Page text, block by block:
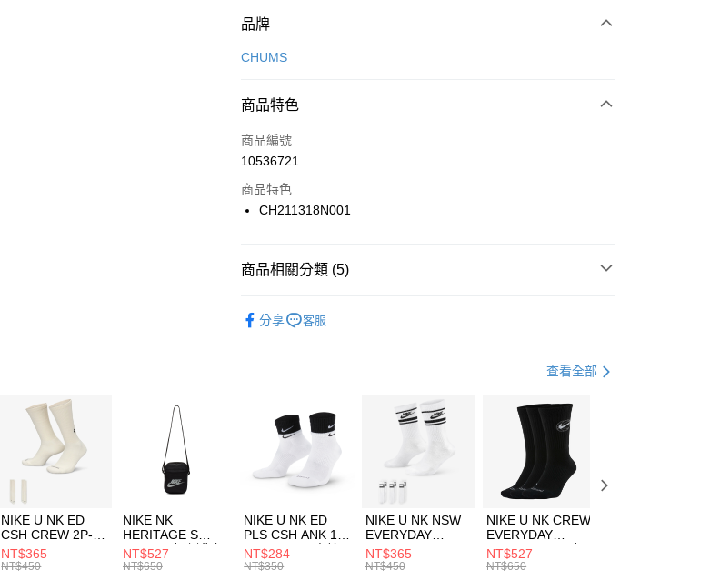
付款方式
信用卡一次付款
合作金庫商業銀行
華南商業銀行
上海商業儲蓄銀行
國泰世華商業銀行
聯邦商業銀行
台新國際商業銀行
LINE Pay
Apple Pay
【關於「AFTEE先享後付」】
３．安心：先確認商品／服務後，再付款。
【「AFTEE先享後付」結帳流程】
１．於結帳方式選擇「AFTEE先享後付」後，將跳轉至「AFTEE先享後
付」結帳頁面，進行簡訊認證並確認金額後，即可完成結帳。
２．訂單成立數日內，您將收到繳費通知簡訊。
３．收到繳費通知簡訊後14天內，點擊此簡訊中的連結，可透過四大超商
／ATM／網路銀行／等多元方式進行付款，方視為交易完成。
※ 請注意：結帳手續完成當下不需立刻繳費，但若您需要取消訂單，請聯
絡購買商品的店家。未經商家同意取消之訂單仍視為有效，需透過AFTEE
先享後付繳納相關費用。
每筆NT$100，滿NT$1,500(含以上)免運費
每筆NT$100，滿NT$1,500(含以上)免運費
付款後門市自取
每筆NT$100，滿NT$1,500(含以上)免運費
品牌
CHUMS
商品特色
商品編號
10536721
商品特色
CH211318N001
商品相關分類 (5)
促銷活動 兒童/青少年｜鞋服6折起
分享 客服
查看全部
NIKE U NK ED
CSH CREW 2P-
144 EMBRDY 男
女 短統襪
NT$365
NT$450
NIKE NK
HERITAGE S
SMIT 男女 側背包
BA5871010
NT$527
NT$650
NIKE U NK ED
PLS CSH ANK 1P
144 DBL 男 中統
襪 DH4058104
NT$284
NT$350
NIKE U NK NSW
EVERYDAY
ESSENTIAL CR
男女 短統襪
NT$365
NT$450
NIKE U NK CREW
EVERYDAY
BBALL 3PR 男女
長統襪
NT$527
NT$650